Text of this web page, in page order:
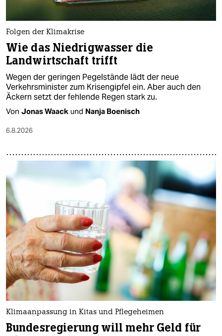
Folgen der Klimakrise
Wie das Niedrigwasser die
Landwirtschaft trifft
Wegen der geringen Pegelstände lädt der neue
Verkehrsminister zum Krisengipfel ein. Aber auch den
Äckern setzt der fehlende Regen stark zu.
Von Jonas Waack und Nanja Boenisch
6.8.2026
Klimaanpassung in Kitas und Pflegeheimen
Bundesregierung will mehr Geld für